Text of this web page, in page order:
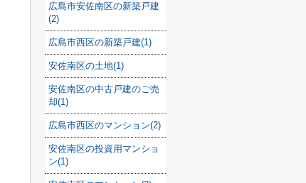
広島市安佐南区の新築戸建
(2)
広島市西区の新築戸建(1)
安佐南区の土地(1)
安佐南区の中古戸建のご売
却(1)
広島市西区のマンション(2)
安佐南区の投資用マンショ
ン(1)